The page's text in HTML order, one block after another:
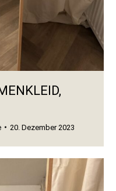
20. Dezember 2023